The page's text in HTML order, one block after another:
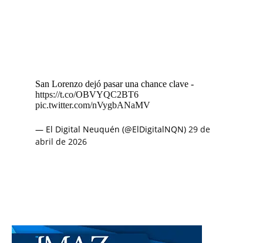
San Lorenzo dejó pasar una chance clave -
https://t.co/OBVYQC2BT6
pic.twitter.com/nVygbANaMV
— El Digital Neuquén (@ElDigitalNQN) 29 de
abril de 2026